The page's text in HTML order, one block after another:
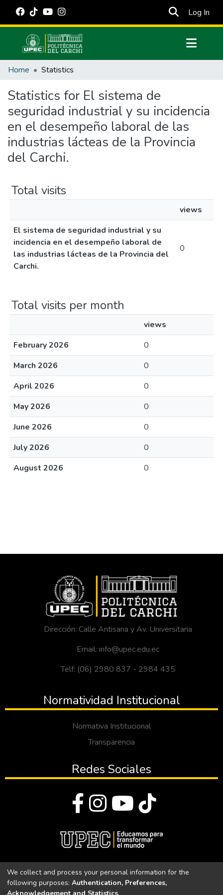
Log In
Communities & Collections
Estadísticas Externas
Manuales
Home Statistics
Statistics for El sistema de
seguridad industrial y su incidencia
en el desempeño laboral de las
industrias lácteas de la Provincia
del Carchi.
Total visits
views
El sistema de seguridad industrial y su
incidencia en el desempeño laboral de
las industrias lácteas de la Provincia del
Carchi.
0
Total visits per month
views
February 2026
0
March 2026
0
April 2026
0
May 2026
0
June 2026
0
July 2026
0
August 2026
0
Dirección: Calle Antisana y Av. Universitaria
Email: info@upec.edu.ec
Telf: (06) 2980 837 - 2984 435
Normatividad Institucional
Normativa Institucional
Transparencia
Redes Sociales
Universidad Politécnica Estatal del Carchi
We collect and process your personal information for the
following purposes: Authentication, Preferences,